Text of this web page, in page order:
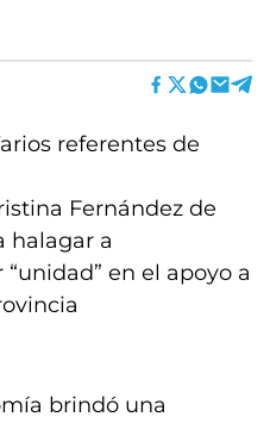
referentes de
Fernández de
halagar a
en el apoyo a
brindó una